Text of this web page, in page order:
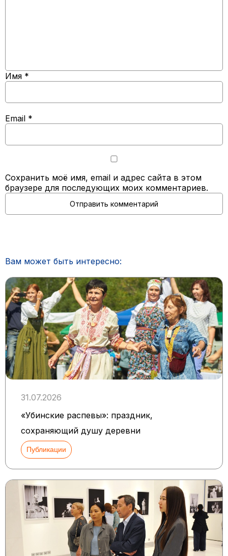
Имя *
Email *
Сохранить моё имя, email и адрес сайта в этом
браузере для последующих моих комментариев.
Вам может быть интересно:
31.07.2026
«Убинские распевы»: праздник,
сохраняющий душу деревни
Публикации